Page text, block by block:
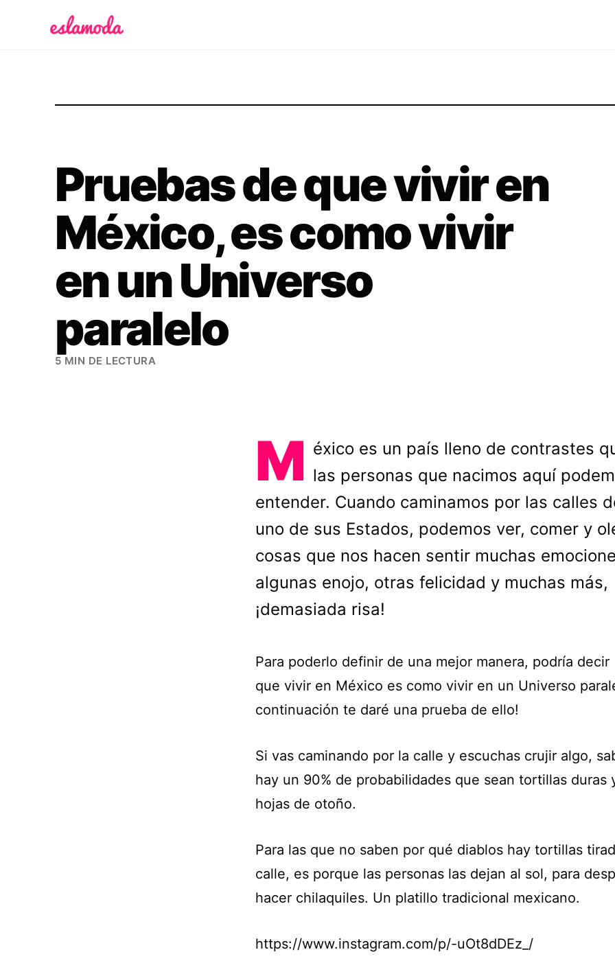
Pruebas de que vivir en
México, es como vivir
en un Universo
paralelo
5 MIN DE LECTURA
M éxico es un país lleno de contrastes
las personas que nacimos aquí
entender. Cuando caminamos por las calles
uno de sus Estados, podemos ver, comer y
cosas que nos hacen sentir muchas
algunas enojo, otras felicidad y muchas más,
¡demasiada risa!
Para poderlo definir de una mejor manera, podría decir
que vivir en México es como vivir en un Universo
continuación te daré una prueba de ello!
Si vas caminando por la calle y escuchas crujir algo,
hay un 90% de probabilidades que sean tortillas duras
hojas de otoño.
Para las que no saben por qué diablos hay tortillas
calle, es porque las personas las dejan al sol, para
hacer chilaquiles. Un platillo tradicional mexicano.
https://www.instagram.com/p/-uOt8dDEz_/